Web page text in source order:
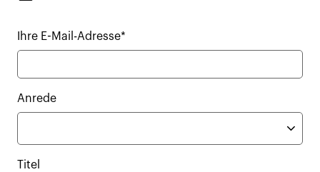
Ihre E-Mail-Adresse*
Anrede
Titel